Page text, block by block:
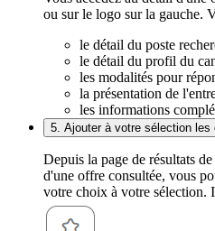
ou sur le logo sur la gauche.
le détail du poste
le détail du profil du
les modalités pour
la présentation de
les informations
5. Ajouter à votre sélection
Depuis la page de résultats
d'une offre consultée, vous
votre choix à votre sélection.